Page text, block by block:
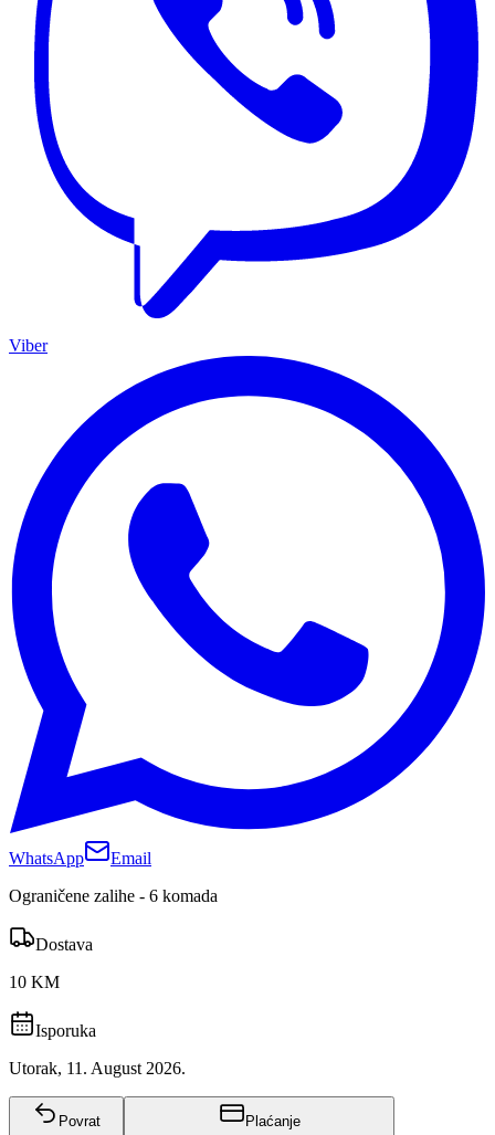
Viber
WhatsApp
Email
Ograničene zalihe - 6 komada
Dostava
10 KM
Isporuka
Utorak, 11. August 2026.
Povrat
Plaćanje